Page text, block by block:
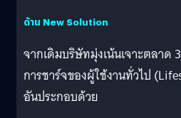
ด้าน New Solution
จากเดิมบริษัทมุ่งเน้นเจาะตลา
การชาร์จของผู้ใช้งานทั่วไป
อันประกอบด้วย